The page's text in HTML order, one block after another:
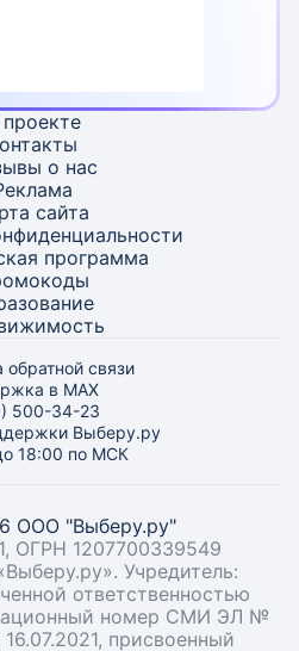
о нас
сайта
программа
связи
в MAX
500-34-23
Выберу.ру
18:00 по МСК
ООО "Выберу.ру"
ОГРН 1207700339549
Учредитель:
ответственностью
номер СМИ ЭЛ №
присвоенный